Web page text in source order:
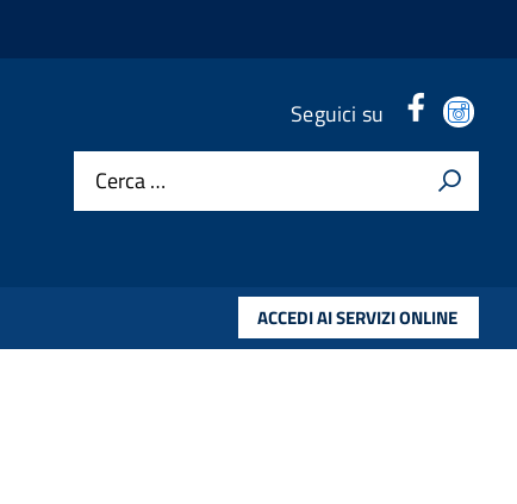
Seguici su Facebook
header
Cerca …
ACCEDI AI SERVIZI ONLINE